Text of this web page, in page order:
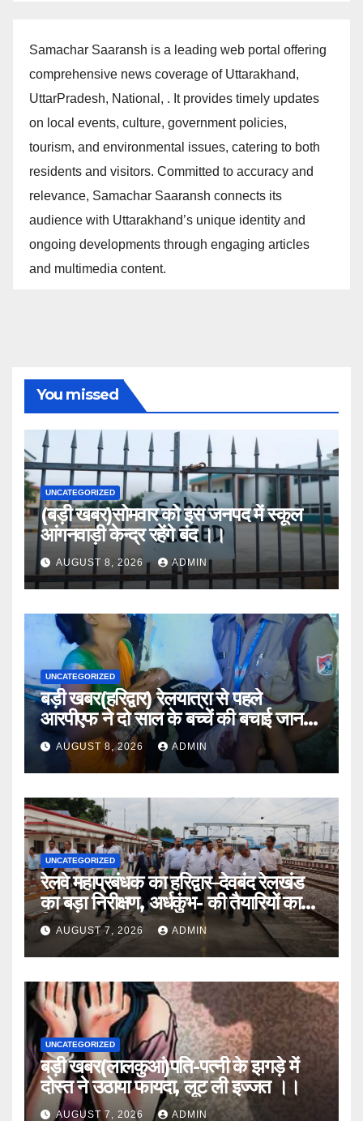
Samachar Saaransh is a leading web portal offering
comprehensive news coverage of Uttarakhand,
UttarPradesh, National, . It provides timely updates
on local events, culture, government policies,
tourism, and environmental issues, catering to both
residents and visitors. Committed to accuracy and
relevance, Samachar Saaransh connects its
audience with Uttarakhand’s unique identity and
ongoing developments through engaging articles
and multimedia content.
You missed
UNCATEGORIZED
(बड़ी खबर)सोमवार को इस जनपद में स्कूल
आंगनवाड़ी केन्द्र रहेंगे बंद ।।
AUGUST 8, 2026 ADMIN
UNCATEGORIZED
बड़ी खबर(हरिद्वार) रेलयात्रा से पहले
आरपीएफ ने दो साल के बच्चें की बचाई जान
।।AUGUST 8, 2026 ADMIN
UNCATEGORIZED
रेलवे महाप्रबंधक का हरिद्वार–देवबंद रेलखंड
का बड़ा निरीक्षण, अर्धकुंभ- की तैयारियों का
लिया जायजा
AUGUST 7, 2026 ADMIN
UNCATEGORIZED
बड़ी खबर(लालकुआं)पति-पत्नी के झगड़े में
दोस्त ने उठाया फायदा, लूट ली इज्जत ।।
AUGUST 7, 2026 ADMIN